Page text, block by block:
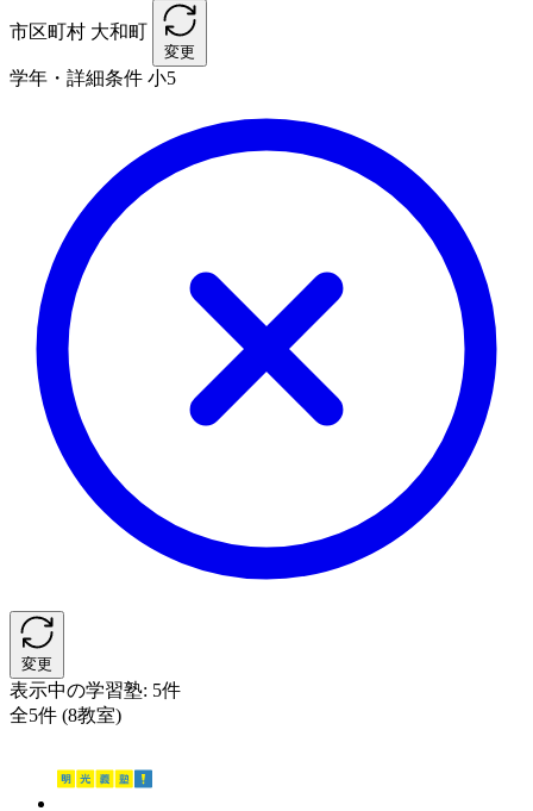
市区町村 大和町
変更
学年・詳細条件 小5
変更
表示中の学習塾: 5件
全5件 (8教室)